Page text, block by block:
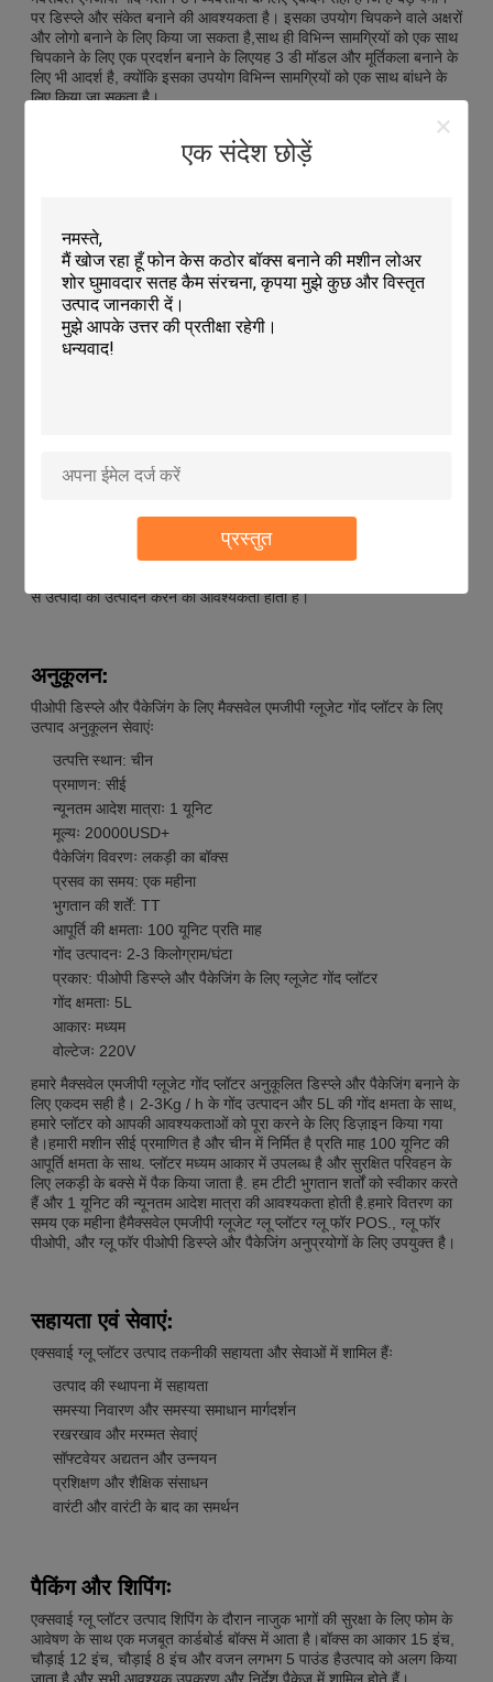
एक संदेश छोड़ें
प्रस्तुत
पर डिस्प्ले और संकेत बनाने की आवश्यकता है। इसका उपयोग चिपकने वाले अक्षरों
और लोगो बनाने के लिए किया जा सकता है,साथ ही विभिन्न सामग्रियों को एक साथ
चिपकाने के लिए एक प्रदर्शन बनाने के लिएयह 3 डी मॉडल और मूर्तिकला बनाने के
लिए भी आदर्श है, क्योंकि इसका उपयोग विभिन्न सामग्रियों को एक साथ बांधने के
लिए किया जा सकता है।
प्रोटोटाइप या मॉडल बनाने की आवश्यकता है। इसका उपयोग प्रोटोटाइप या
मॉडल बनाने के लिए विभिन्न भागों को एक साथ गोंद करने के लिए किया जा सकता
एकदम सही है जिन्हें तेजी से और कुशलता से उत्पादों का उत्पादन करने की
आवश्यकता है।
मैक्सवेल एमजीपी गोंद मशीन उन व्यवसायों के लिए एकदम सही है जिन्हें कस्टम
पैकेजिंग बनाने की आवश्यकता है।इसका उपयोग विभिन्न सामग्रियों को एक साथ
चिपकाने के लिए किया जा सकता है ताकि आपके व्यवसाय के लिए अद्वितीय कस्टम
पैकेजिंग बनाई जा सकेयह उन व्यवसायों के लिए भी आदर्श है जिन्हें अपने उत्पादों के
लिए कस्टम डिस्प्ले और साइन बनाने की आवश्यकता है।
सही है, क्योंकि इसका उपयोग विभिन्न सामग्रियों को एक साथ बांधने के लिए किया
जा सकता है।
मैक्सवेल एमजीपी गोंद मशीन के लिए न्यूनतम आदेश मात्रा 1 इकाई है, और इस
मशीन की कीमत 20000USD है। इस उत्पाद के लिए वितरण समय एक महीने है,
और भुगतान की शर्तें टीटी हैं।इस उत्पाद की आपूर्ति क्षमता प्रति माह 100 यूनिट
से उत्पादों का उत्पादन करने की आवश्यकता होती है।
अनुकूलन:
पीओपी डिस्प्ले और पैकेजिंग के लिए मैक्सवेल एमजीपी ग्लूजेट गोंद प्लॉटर के लिए
उत्पाद अनुकूलन सेवाएंः
उत्पत्ति स्थान: चीन
प्रमाणन: सीई
न्यूनतम आदेश मात्राः 1 यूनिट
मूल्यः 20000USD+
पैकेजिंग विवरणः लकड़ी का बॉक्स
प्रसव का समय: एक महीना
भुगतान की शर्तें: TT
आपूर्ति की क्षमताः 100 यूनिट प्रति माह
गोंद उत्पादनः 2-3 किलोग्राम/घंटा
प्रकार: पीओपी डिस्प्ले और पैकेजिंग के लिए ग्लूजेट गोंद प्लॉटर
गोंद क्षमताः 5L
आकारः मध्यम
वोल्टेजः 220V
हमारे मैक्सवेल एमजीपी ग्लूजेट गोंद प्लॉटर अनुकूलित डिस्प्ले और पैकेजिंग बनाने के
लिए एकदम सही है। 2-3Kg / h के गोंद उत्पादन और 5L की गोंद क्षमता के साथ,
हमारे प्लॉटर को आपकी आवश्यकताओं को पूरा करने के लिए डिज़ाइन किया गया
है।हमारी मशीन सीई प्रमाणित है और चीन में निर्मित है प्रति माह 100 यूनिट की
आपूर्ति क्षमता के साथ. प्लॉटर मध्यम आकार में उपलब्ध है और सुरक्षित परिवहन के
लिए लकड़ी के बक्से में पैक किया जाता है. हम टीटी भुगतान शर्तों को स्वीकार करते
हैं और 1 यूनिट की न्यूनतम आदेश मात्रा की आवश्यकता होती है.हमारे वितरण का
समय एक महीना हैमैक्सवेल एमजीपी ग्लूजेट ग्लू प्लॉटर ग्लू फॉर POS., ग्लू फॉर
पीओपी, और ग्लू फॉर पीओपी डिस्प्ले और पैकेजिंग अनुप्रयोगों के लिए उपयुक्त है।
सहायता एवं सेवाएं:
एक्सवाई ग्लू प्लॉटर उत्पाद तकनीकी सहायता और सेवाओं में शामिल हैंः
उत्पाद की स्थापना में सहायता
समस्या निवारण और समस्या समाधान मार्गदर्शन
रखरखाव और मरम्मत सेवाएं
सॉफ्टवेयर अद्यतन और उन्नयन
प्रशिक्षण और शैक्षिक संसाधन
वारंटी और वारंटी के बाद का समर्थन
पैकिंग और शिपिंगः
एक्सवाई ग्लू प्लॉटर उत्पाद शिपिंग के दौरान नाजुक भागों की सुरक्षा के लिए फोम के
आवेषण के साथ एक मजबूत कार्डबोर्ड बॉक्स में आता है।बॉक्स का आकार 15 इंच,
चौड़ाई 12 इंच, चौड़ाई 8 इंच और वजन लगभग 5 पाउंड हैउत्पाद को अलग किया